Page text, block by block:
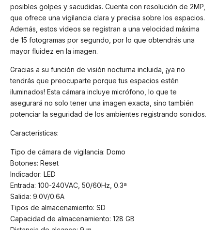
posibles golpes y sacudidas. Cuenta con resolución de 2MP,
que ofrece una vigilancia clara y precisa sobre los espacios.
Además, estos videos se registran a una velocidad máxima
de 15 fotogramas por segundo, por lo que obtendrás una
mayor fluidez en la imagen.
Gracias a su función de visión nocturna incluida, ¡ya no
tendrás que preocuparte porque tus espacios estén
iluminados! Esta cámara incluye micrófono, lo que te
asegurará no solo tener una imagen exacta, sino también
potenciar la seguridad de los ambientes registrando sonidos.
Características:
Tipo de cámara de vigilancia: Domo
Botones: Reset
Indicador: LED
Entrada: 100-240VAC, 50/60Hz, 0.3ª
Salida: 9.0V/0.6A
Tipos de almacenamiento: SD
Capacidad de almacenamiento: 128 GB